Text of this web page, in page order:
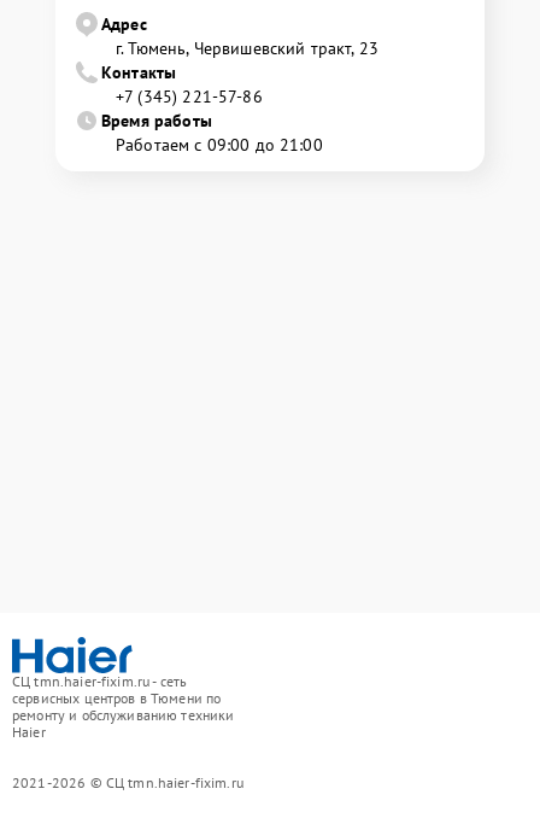
Адрес
г. Тюмень, ​Червишевский тракт, 23
Контакты
+7 (345) 221-57-86
Время работы
Работаем с 09:00 до 21:00
СЦ tmn.haier-fixim.ru - сеть
сервисных центров в Тюмени по
ремонту и обслуживанию техники
Haier
2021-2026 © СЦ tmn.haier-fixim.ru